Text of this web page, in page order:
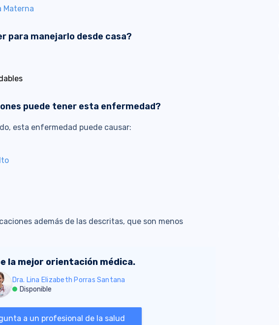
Materna
para manejarlo desde casa?
puede tener esta enfermedad?
esta enfermedad puede causar:
además de las descritas, que son menos
la mejor orientación médica.
Dra. Lina Elizabeth Porras Santana
Disponible
a un profesional de la salud